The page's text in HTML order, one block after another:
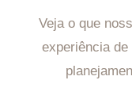
Veja o que
experiência